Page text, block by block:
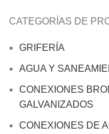
CATEGORÍAS DE
GRIFERÍA
AGUA Y
CONEXIONES
GALVANIZADOS
CONEXIONES DE